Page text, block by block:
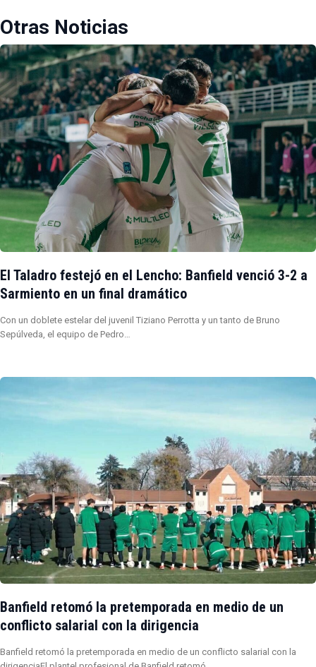
Otras Noticias
El Taladro festejó en el Lencho: Banfield venció 3-2 a
Sarmiento en un final dramático
Con un doblete estelar del juvenil Tiziano Perrotta y un tanto de Bruno
Sepúlveda, el equipo de Pedro…
Banfield retomó la pretemporada en medio de un
conflicto salarial con la dirigencia
Banfield retomó la pretemporada en medio de un conflicto salarial con la